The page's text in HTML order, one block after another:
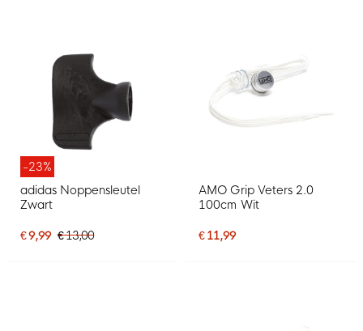
-23%
adidas Noppensleutel
Zwart
€ 9,99 € 13,00
AMO Grip Veters 2.0
100cm Wit
€ 11,99